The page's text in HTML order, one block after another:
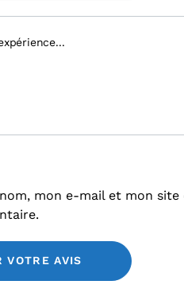
mon e-mail et mon